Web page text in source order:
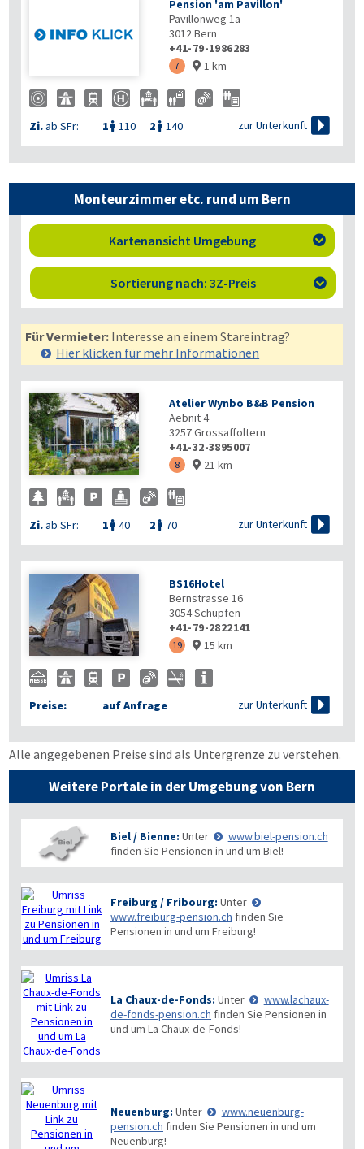
Pension 'am Pavillon'
Pavillonweg 1a
3012Bern
+41-79-1986283
7  1 km
Zi.ab SFr: 1  110 2  140 zur Unterkunft 
Monteurzimmer etc. rund um Bern
Kartenansicht Umgebung 
Sortierung nach: 3Z-Preis 
Für Vermieter: Interesse an einem Stareintrag?
Hier klicken für mehr Informationen
Atelier Wynbo B&B Pension
Aebnit 4
3257Grossaffoltern
+41-32-3895007
8  21 km
Zi.ab SFr: 1  40 2  70 zur Unterkunft 
BS16Hotel
Bernstrasse 16
3054Schüpfen
+41-79-2822141
19  15 km
Preise: auf Anfrage zur Unterkunft 
Alle angegebenen Preise sind als Untergrenze zu verstehen.
Weitere Portale in der Umgebung von Bern
Biel / Bienne: Unter
www.biel-pension.ch
finden Sie Pensionen in und um Biel!
Freiburg / Fribourg: Unter
www.freiburg-pension.ch finden Sie
Pensionen in und um Freiburg!
La Chaux-de-Fonds: Unter
www.lachaux-
de-fonds-pension.ch finden Sie Pensionen in
und um La Chaux-de-Fonds!
Neuenburg: Unter
www.neuenburg-
pension.ch finden Sie Pensionen in und um
Neuenburg!